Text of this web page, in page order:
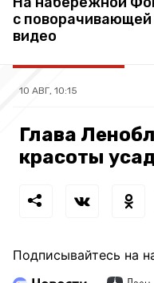
с
видео
10 АВГ, 10:15
Глава
красоты
Подписывайтесь на